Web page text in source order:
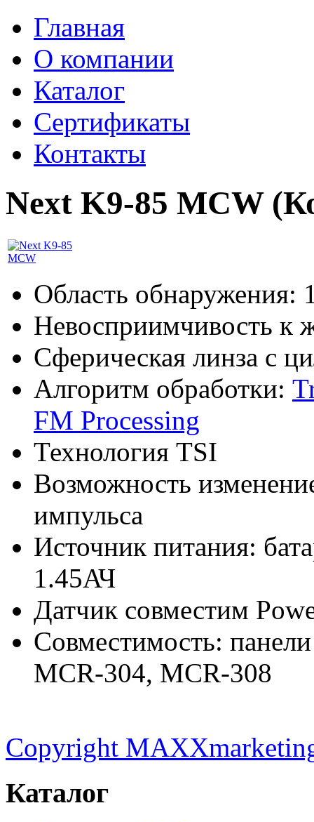
Главная
О компании
Каталог
Сертификаты
Контакты
Next K9-85 MCW
Область обнаружения:
Невосприимчивость к
Сферическая линза с
Алгоритм обработки:
FM Processing
Технология TSI
Возможность
импульса
Источник питания:
1.45АЧ
Датчик совместим
Cовместимость:
MCR-304, MCR-308
Copyright
Каталог